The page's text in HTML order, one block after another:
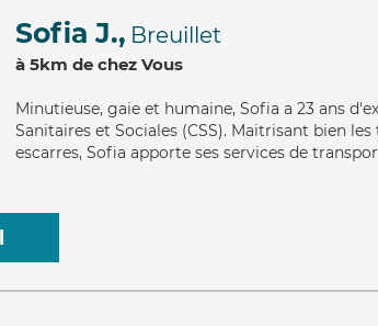
Sofia J., Breuillet
à 5km de chez Vous
Minutieuse, gaie et humaine, Sofia a 23 ans
Sanitaires et Sociales (CSS). Maitrisant bien
escarres, Sofia apporte ses services de